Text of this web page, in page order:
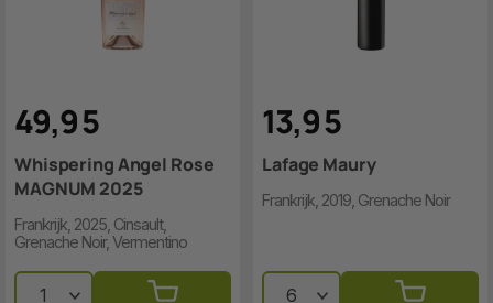
49,95
Whispering Angel Rose
MAGNUM 2025
Frankrijk, 2025, Cinsault,
Grenache Noir, Vermentino
13,95
Lafage Maury
Frankrijk, 2019, Grenache Noir